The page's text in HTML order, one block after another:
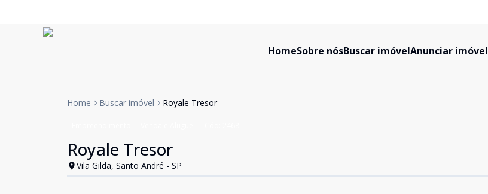
HomeSobre nósBuscar imóvelAnunciar imóvel
Home Buscar imóvel Royale Tresor
Royale Tresor
Vila Gilda, Santo André - SP